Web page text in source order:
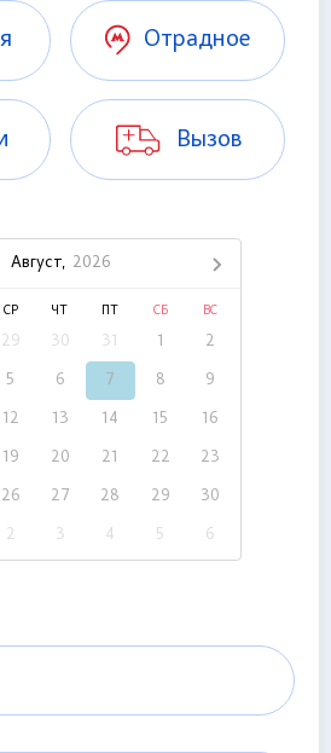
Отрадное
Вызов
Август, 2026
СР ЧТ СБ ВС
29 30 31 1 2
5 6 7 8 9
12 13 14 15 16
19 20 21 22 23
26 27 28 29 30
2 3 4 5 6